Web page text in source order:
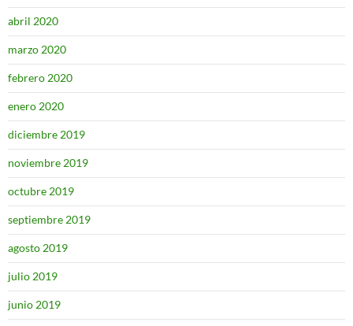
abril 2020
marzo 2020
febrero 2020
enero 2020
diciembre 2019
noviembre 2019
octubre 2019
septiembre 2019
agosto 2019
julio 2019
junio 2019